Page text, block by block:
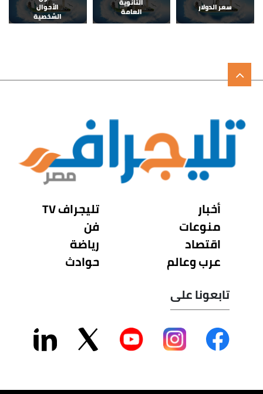
سعر الدولار
العامة
الأحوال
الشخصية
أخبار
منوعات
اقتصاد
عرب وعالم
تليجراف TV
فن
رياضة
حوادث
تابعونا على